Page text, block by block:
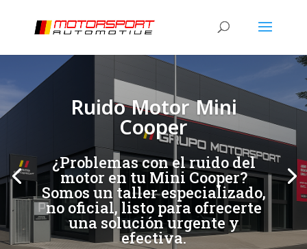
Ruido Motor Mini
Cooper
¿Problemas con el ruido del
motor en tu Mini Cooper?
Somos un taller especializado,
no oficial, listo para ofrecerte
una solución urgente y
efectiva.
[/et_pb_slide]